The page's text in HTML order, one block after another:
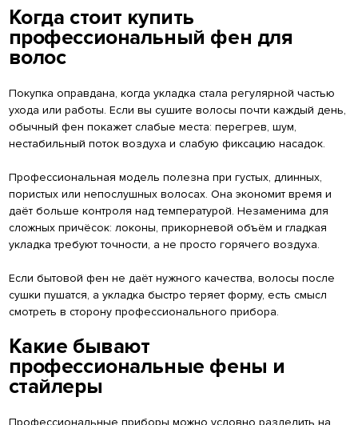
Когда стоит купить
профессиональный фен для
волос
Покупка оправдана, когда укладка стала регулярной частью
ухода или работы. Если вы сушите волосы почти каждый день,
обычный фен покажет слабые места: перегрев, шум,
нестабильный поток воздуха и слабую фиксацию насадок.
Профессиональная модель полезна при густых, длинных,
пористых или непослушных волосах. Она экономит время и
даёт больше контроля над температурой. Незаменима для
сложных причёсок: локоны, прикорневой объём и гладкая
укладка требуют точности, а не просто горячего воздуха.
Если бытовой фен не даёт нужного качества, волосы после
сушки пушатся, а укладка быстро теряет форму, есть смысл
смотреть в сторону профессионального прибора.
Какие бывают
профессиональные фены и
стайлеры